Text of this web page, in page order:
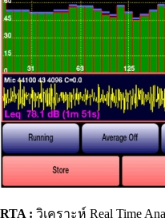
RTA : วิเคราะห์ Real Time